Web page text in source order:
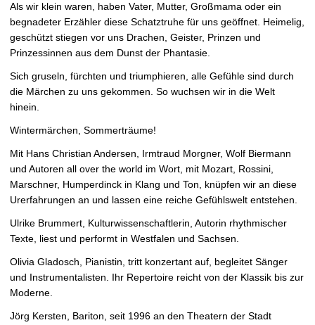
Als wir klein waren, haben Vater, Mutter, Großmama oder ein
begnadeter Erzähler diese Schatztruhe für uns geöffnet. Heimelig,
geschützt stiegen vor uns Drachen, Geister, Prinzen und
Prinzessinnen aus dem Dunst der Phantasie.
Sich gruseln, fürchten und triumphieren, alle Gefühle sind durch
die Märchen zu uns gekommen. So wuchsen wir in die Welt
hinein.
Wintermärchen, Sommerträume!
Mit Hans Christian Andersen, Irmtraud Morgner, Wolf Biermann
und Autoren all over the world im Wort, mit Mozart, Rossini,
Marschner, Humperdinck in Klang und Ton, knüpfen wir an diese
Urerfahrungen an und lassen eine reiche Gefühlswelt entstehen.
Ulrike Brummert, Kulturwissenschaftlerin, Autorin rhythmischer
Texte, liest und performt in Westfalen und Sachsen.
Olivia Gladosch, Pianistin, tritt konzertant auf, begleitet Sänger
und Instrumentalisten. Ihr Repertoire reicht von der Klassik bis zur
Moderne.
Jörg Kersten, Bariton, seit 1996 an den Theatern der Stadt